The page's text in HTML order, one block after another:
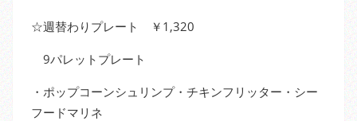
☆週替わりプレート ￥1,320
9パレットプレート
・ポップコーンシュリンプ・チキンフリッター・シー
フードマリネ